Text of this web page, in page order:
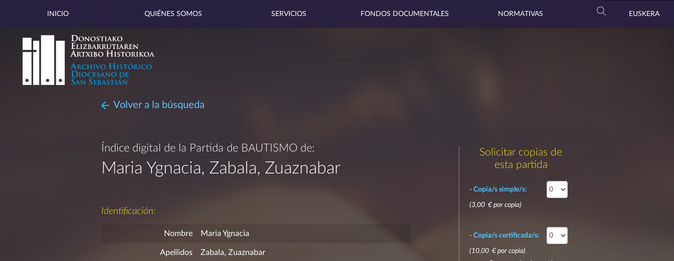
INICIO QUIÉNES SOMOS SERVICIOS FONDOS DOCUMENTALES NORMATIVAS EUSKERA
Volver a la búsqueda
Índice digital de la Partida de BAUTISMO de:
Maria Ygnacia, Zabala, Zuaznabar
Solicitar copias de
esta partida
- Copia/s simple/s:
(3,00 € por copia)
- Copia/s certificada/s:
(10,00 € por copia)
Identificación:
Nombre Maria Ygnacia
Apellidos Zabala, Zuaznabar